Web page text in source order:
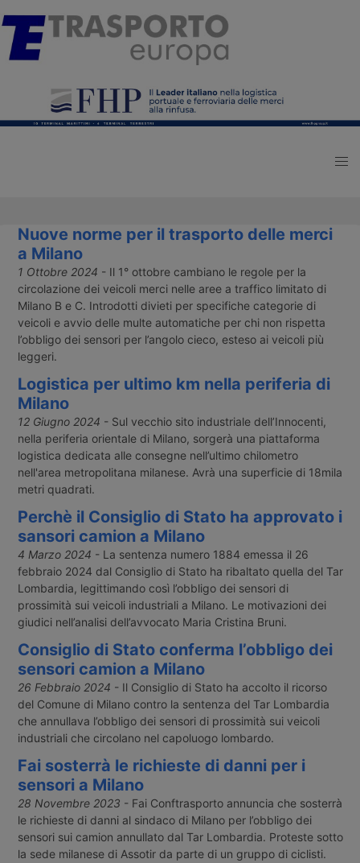
Nuove norme per il trasporto delle merci
a Milano
1 Ottobre 2024 - Il 1° ottobre cambiano le regole per la
circolazione dei veicoli merci nelle aree a traffico limitato di
Milano B e C. Introdotti divieti per specifiche categorie di
veicoli e avvio delle multe automatiche per chi non rispetta
l’obbligo dei sensori per l’angolo cieco, esteso ai veicoli più
leggeri.
Logistica per ultimo km nella periferia di
Milano
12 Giugno 2024 - Sul vecchio sito industriale dell’Innocenti,
nella periferia orientale di Milano, sorgerà una piattaforma
logistica dedicata alle consegne nell’ultimo chilometro
nell'area metropolitana milanese. Avrà una superficie di 18mila
metri quadrati.
Perchè il Consiglio di Stato ha approvato i
sansori camion a Milano
4 Marzo 2024 - La sentenza numero 1884 emessa il 26
febbraio 2024 dal Consiglio di Stato ha ribaltato quella del Tar
Lombardia, legittimando così l’obbligo dei sensori di
prossimità sui veicoli industriali a Milano. Le motivazioni dei
giudici nell’analisi dell’avvocato Maria Cristina Bruni.
Consiglio di Stato conferma l’obbligo dei
sensori camion a Milano
26 Febbraio 2024 - Il Consiglio di Stato ha accolto il ricorso
del Comune di Milano contro la sentenza del Tar Lombardia
che annullava l’obbligo dei sensori di prossimità sui veicoli
industriali che circolano nel capoluogo lombardo.
Fai sosterrà le richieste di danni per i
sensori a Milano
28 Novembre 2023 - Fai Conftrasporto annuncia che sosterrà
le richieste di danni al sindaco di Milano per l’obbligo dei
sensori sui camion annullato dal Tar Lombardia. Proteste sotto
la sede milanese di Assotir da parte di un gruppo di ciclisti.